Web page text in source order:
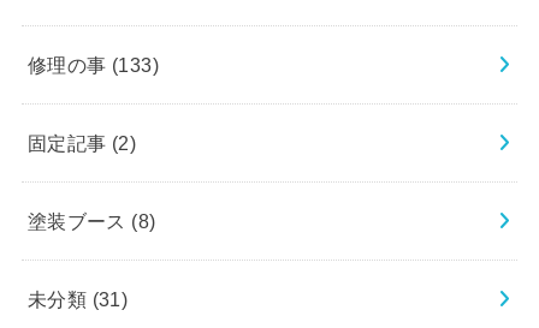
修理の事 (133)
固定記事 (2)
塗装ブース (8)
未分類 (31)